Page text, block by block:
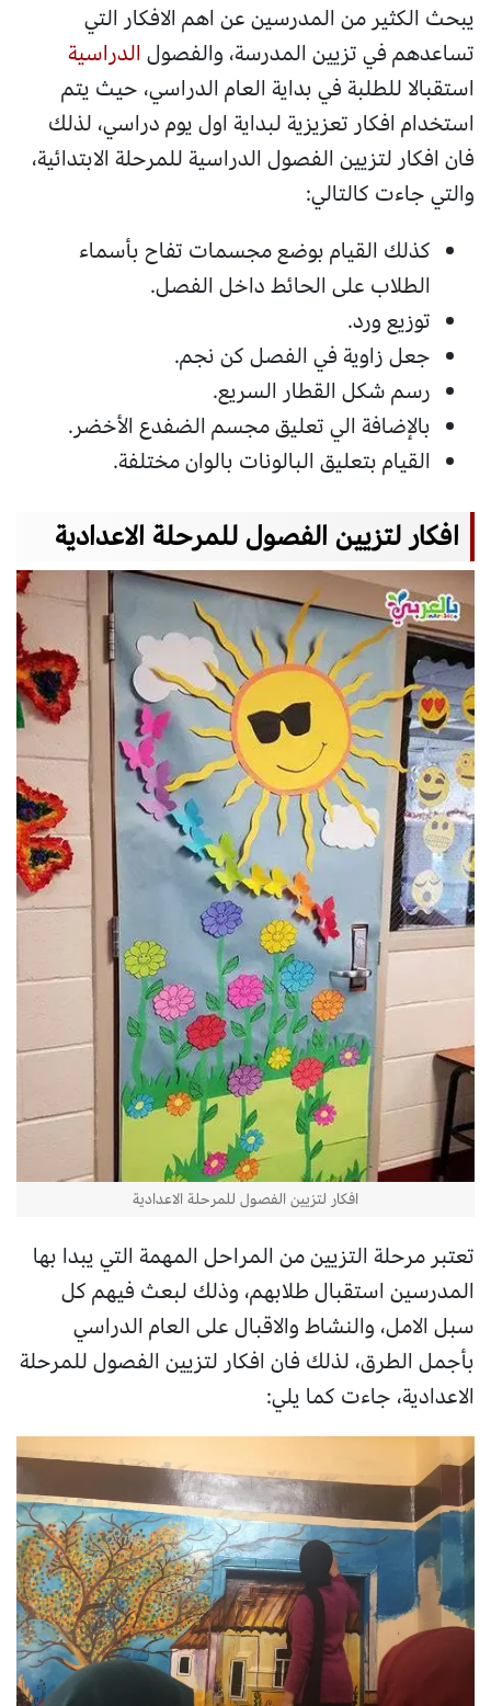
يبحث الكثير من المدرسين عن اهم الافكار التي
تساعدهم في تزيين المدرسة، والفصولالدراسية
استقبالا للطلبة في بداية العام الدراسي، حيث يتم
استخدام افكار تعزيزية لبداية اول يوم دراسي، لذلك
فان افكار لتزيين الفصول الدراسية للمرحلة الابتدائية،
والتي جاءت كالتالي:
كذلك القيام بوضع مجسمات تفاح بأسماء
الطلاب على الحائط داخل الفصل.
توزيع ورد.
جعل زاوية في الفصل كن نجم.
رسم شكل القطار السريع.
بالإضافة الي تعليق مجسم الضفدع الأخضر.
القيام بتعليق البالونات بالوان مختلفة.
افكار لتزيين الفصول للمرحلة الاعدادية
افكار لتزيين الفصول للمرحلة الاعدادية
تعتبر مرحلة التزيين من المراحل المهمة التي يبدا بها
المدرسين استقبال طلابهم، وذلك لبعث فيهم كل
سبل الامل، والنشاط والاقبال على العام الدراسي
بأجمل الطرق، لذلك فان افكار لتزيين الفصول للمرحلة
الاعدادية، جاءت كما يلي: